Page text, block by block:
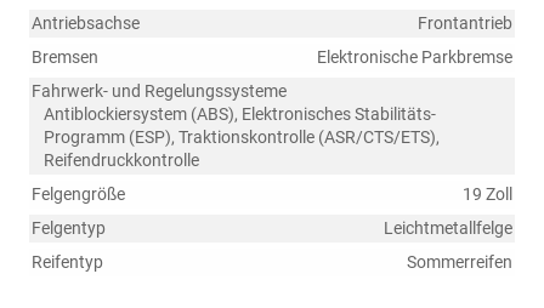
Antriebsachse
Frontantrieb
Bremsen
Elektronische Parkbremse
Fahrwerk- und Regelungssysteme
Antiblockiersystem (ABS), Elektronisches Stabilitäts-
Programm (ESP), Traktionskontrolle (ASR/CTS/ETS),
Reifendruckkontrolle
Felgengröße
19 Zoll
Felgentyp
Leichtmetallfelge
Reifentyp
Sommerreifen